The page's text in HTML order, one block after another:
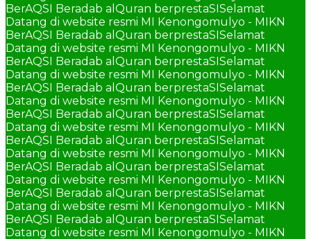
BerAQSI Beradab alQuran berprestaSISelamat
Datang di website resmi MI Kenongomulyo - MIKN
BerAQSI Beradab alQuran berprestaSISelamat
Datang di website resmi MI Kenongomulyo - MIKN
BerAQSI Beradab alQuran berprestaSISelamat
Datang di website resmi MI Kenongomulyo - MIKN
BerAQSI Beradab alQuran berprestaSISelamat
Datang di website resmi MI Kenongomulyo - MIKN
BerAQSI Beradab alQuran berprestaSISelamat
Datang di website resmi MI Kenongomulyo - MIKN
BerAQSI Beradab alQuran berprestaSISelamat
Datang di website resmi MI Kenongomulyo - MIKN
BerAQSI Beradab alQuran berprestaSISelamat
Datang di website resmi MI Kenongomulyo - MIKN
BerAQSI Beradab alQuran berprestaSISelamat
Datang di website resmi MI Kenongomulyo - MIKN
BerAQSI Beradab alQuran berprestaSISelamat
Datang di website resmi MI Kenongomulyo - MIKN